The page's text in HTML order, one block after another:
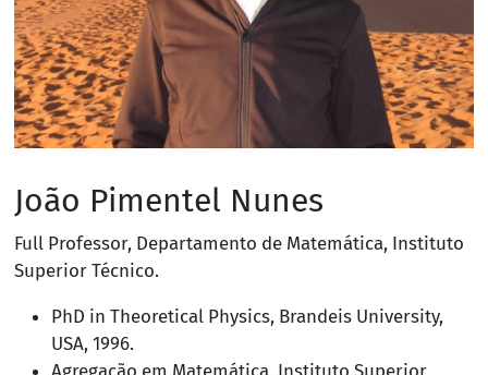
João Pimentel Nunes
Full Professor, Departamento de Matemática, Instituto
Superior Técnico.
PhD in Theoretical Physics, Brandeis University,
USA, 1996.
Agregação em Matemática, Instituto Superior